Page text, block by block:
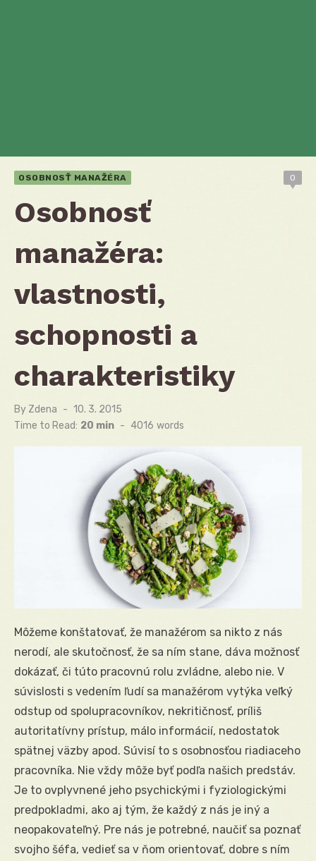
OSOBNOSŤ MANAŽÉRA 0
Osobnosť
manažéra:
vlastnosti,
schopnosti a
charakteristiky
By Zdena
Posted
on
10. 3. 2015
Time to Read: 20 min - 4016 words
Môžeme konštatovať, že manažérom sa nikto z nás
nerodí, ale skutočnosť, že sa ním stane, dáva možnosť
dokázať, či túto pracovnú rolu zvládne, alebo nie. V
súvislosti s vedením ľudí sa manažérom vytýka veľký
odstup od spolupracovníkov, nekritičnosť, príliš
autoritatívny prístup, málo informácií, nedostatok
spätnej väzby apod. Súvisí to s osobnosťou riadiaceho
pracovníka. Nie vždy môže byť podľa našich predstáv.
Je to ovplyvnené jeho psychickými i fyziologickými
predpokladmi, ako aj tým, že každý z nás je iný a
neopakovateľný. Pre nás je potrebné, naučiť sa poznať
svojho šéfa, vedieť sa v ňom orientovať, dobre s ním